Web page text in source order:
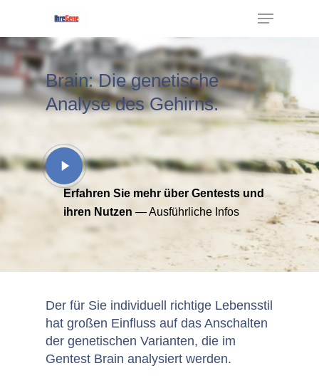
Hit enter to search or ESC to close
Brain: Die genetische
Analyse des Gehirns.
Erfahren Sie mehr über Gentests und
ihren Nutzen — Ausführliche Infos
Der für Sie individuell richtige Lebensstil
hat großen Einfluss auf das Anschalten
der genetischen Varianten, die im
Gentest Brain analysiert werden.